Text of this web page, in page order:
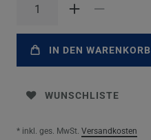
IN DEN WARENKORB
WUNSCHLISTE
* inkl. ges. MwSt. Versandkosten